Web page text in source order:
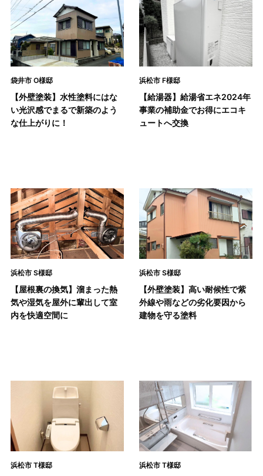
袋井市 O様邸
【外壁塗装】水性塗料にはな
い光沢感でまるで新築のよう
な仕上がりに！
浜松市 F様邸
【給湯器】給湯省エネ2024年
事業の補助金でお得にエコキ
ュートへ交換
浜松市 S様邸
【屋根裏の換気】溜まった熱
気や湿気を屋外に輩出して室
内を快適空間に
浜松市 S様邸
【外壁塗装】高い耐候性で紫
外線や雨などの劣化要因から
建物を守る塗料
浜松市 T様邸 浜松市 T様邸